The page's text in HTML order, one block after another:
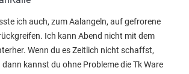
ich auch, zum Aalangeln, auf gefrorene
Ich kann Abend nicht mit dem
Wenn du es Zeitlich nicht schaffst,
dann kannst du ohne Probleme die Tk Ware